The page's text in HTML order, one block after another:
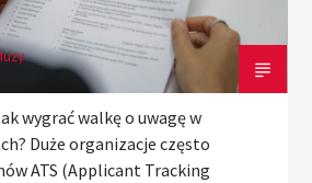
wygrać walkę o uwagę w
Duże organizacje często
ATS (Applicant Tracking